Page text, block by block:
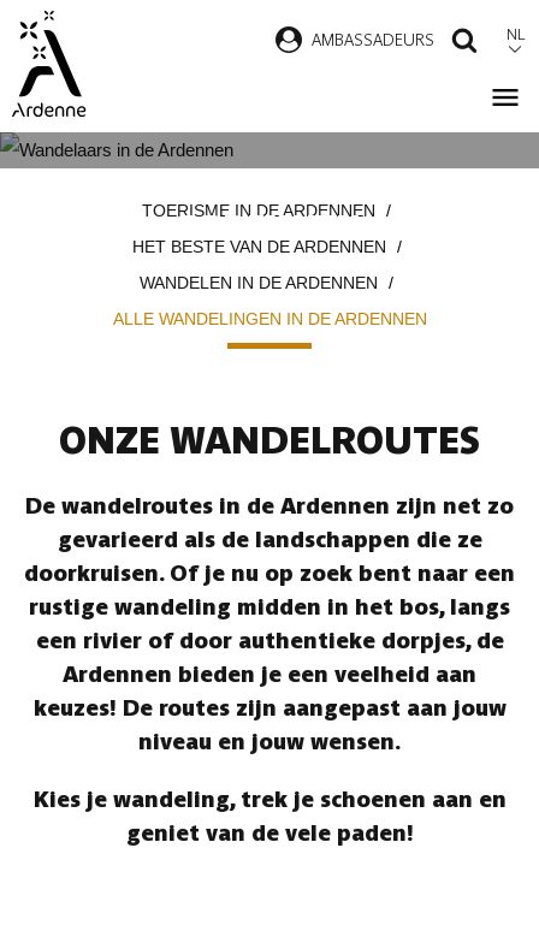
Overslaan
naar
inhoud
AMBASSADEURS NL
ARDENNEN
TOERISME IN DE ARDENNEN
HET BESTE VAN DE ARDENNEN
WANDELEN IN DE ARDENNEN
ALLE WANDELINGEN IN DE ARDENNEN
ONZE WANDELROUTES
De wandelroutes in de Ardennen zijn net zo
gevarieerd als de landschappen die ze
doorkruisen. Of je nu op zoek bent naar een
rustige wandeling midden in het bos, langs
een rivier of door authentieke dorpjes, de
Ardennen bieden je een veelheid aan
keuzes! De routes zijn aangepast aan jouw
niveau en jouw wensen.
Kies je wandeling, trek je schoenen aan en
geniet van de vele paden!